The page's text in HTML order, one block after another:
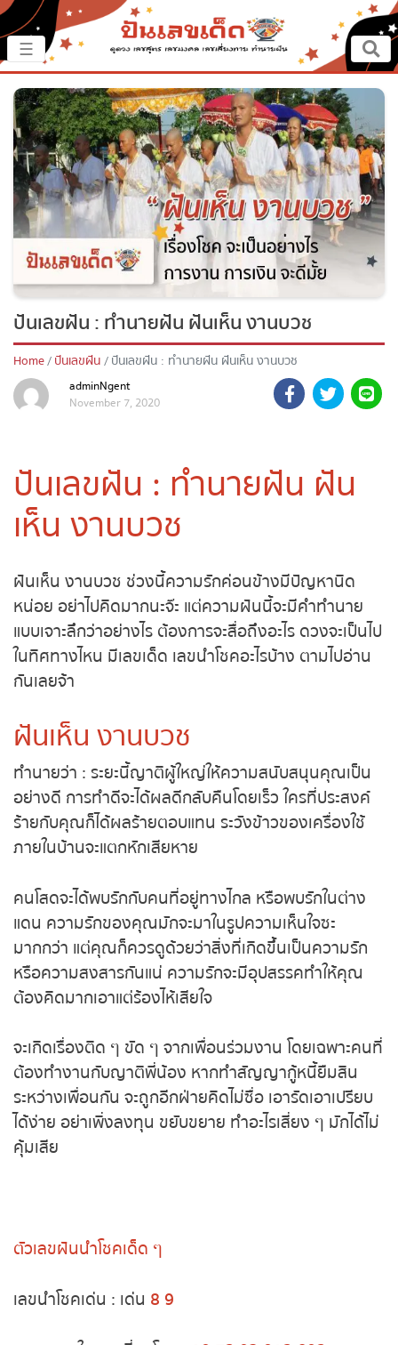
หน้าหลัก
ปันเรื่องเด็ด
ปันแนวทาง
ปันแหล่งเลข
ปันเลขฝัน
ตรวจเลข
หวยสด
ถ่ายทอดสดหวยออมสิน
ถ่ายทอดสดหวยธกส.
ถ่ายทอดสดหวยลาว
ถ่ายทอดสดหวยลาว ซุปเปอร์
ถ่ายทอดสดหวยฮานอย
ถ่ายทอดสดหวยฮานอยพิเศษ
ถ่ายทอดสดหวยมาเลย์
ถ่ายทอดสดหวยญีปุ่น
ถ่ายทอดสดหวยกัมพูชา GD
หวยหุ้นสด
หวยหุ้นเกาหลี
หวยหุ้นนิเคอิ เช้า
×
☰
ปันเลขฝัน : ทำนายฝัน ฝันเห็น งานบวช
Home ปันเลขฝัน ปันเลขฝัน : ทำนายฝัน ฝันเห็น งานบวช
adminNgent
November 7, 2020
ปันเลขฝัน : ทำนายฝัน ฝัน
เห็น งานบวช
ฝันเห็น งานบวช ช่วงนี้ความรักค่อนข้างมีปัญหานิด
หน่อย อย่าไปคิดมากนะจ๊ะ แต่ความฝันนี้จะมีคำทำนาย
แบบเจาะลึกว่าอย่างไร ต้องการจะสื่อถึงอะไร ดวงจะเป็นไป
ในทิศทางไหน มีเลขเด็ด เลขนำโชคอะไรบ้าง ตามไปอ่าน
กันเลยจ้า
ฝันเห็น งานบวช
ทำนายว่า : ระยะนี้ญาติผู้ใหญ่ให้ความสนับสนุนคุณเป็น
อย่างดี การทำดีจะได้ผลดีกลับคืนโดยเร็ว ใครที่ประสงค์
ร้ายกับคุณก็ได้ผลร้ายตอบแทน ระวังข้าวของเครื่องใช้
ภายในบ้านจะแตกหักเสียหาย
คนโสดจะได้พบรักกับคนที่อยู่ทางไกล หรือพบรักในต่าง
แดน ความรักของคุณมักจะมาในรูปความเห็นใจซะ
มากกว่า แต่คุณก็ควรดูด้วยว่าสิ่งที่เกิดขึ้นเป็นความรัก
หรือความสงสารกันแน่ ความรักจะมีอุปสรรคทำให้คุณ
ต้องคิดมากเอาแต่ร้องไห้เสียใจ
จะเกิดเรื่องติด ๆ ขัด ๆ จากเพื่อนร่วมงาน โดยเฉพาะคนที่
ต้องทำงานกับญาติพี่น้อง หากทำสัญญากู้หนี้ยืมสิน
ระหว่างเพื่อนกัน จะถูกอีกฝ่ายคิดไม่ซื่อ เอารัดเอาเปรียบ
ได้ง่าย อย่าเพิ่งลงทุน ขยับขยาย ทำอะไรเสี่ยง ๆ มักได้ไม่
คุ้มเสีย
ตัวเลขฝันนำโชคเด็ด ๆ
เลขนำโชคเด่น : เด่น 8 9